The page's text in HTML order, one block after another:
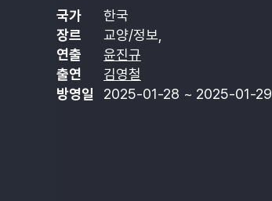
국가
한국
장르
교양/정보,
연출
윤진규
출연
김영철
방영일
2025-01-28 ~ 2025-01-29